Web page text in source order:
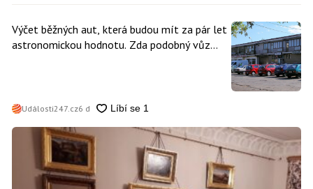
Výčet běžných aut, která budou mít za pár let
astronomickou hodnotu. Zda podobný vůz
Události247.cz6 d